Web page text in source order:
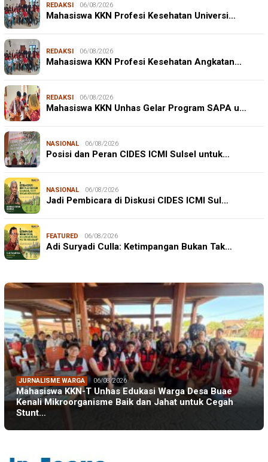
REDAKSI 06/08/2026
Mahasiswa KKN Profesi Kesehatan Universi…
REDAKSI 06/08/2026
Mahasiswa KKN Profesi Kesehatan Angkatan…
REDAKSI 06/08/2026
Mahasiswa KKN Unhas Gelar Program SAPA u…
NASIONAL 06/08/2026
Posisi dan Peran CIDES ICMI Sulsel untuk…
NASIONAL 06/08/2026
Jadi Pembicara di Diskusi CIDES ICMI Sul…
FEATURED 06/08/2026
Adi Suryadi Culla: Ketimpangan Bukan Tak…
JURNALISME WARGA 06/08/2026
Mahasiswa KKN-T Unhas Edukasi Warga Desa Buae
Kenali Mikroorganisme Baik dan Jahat untuk Cegah
Stunt…